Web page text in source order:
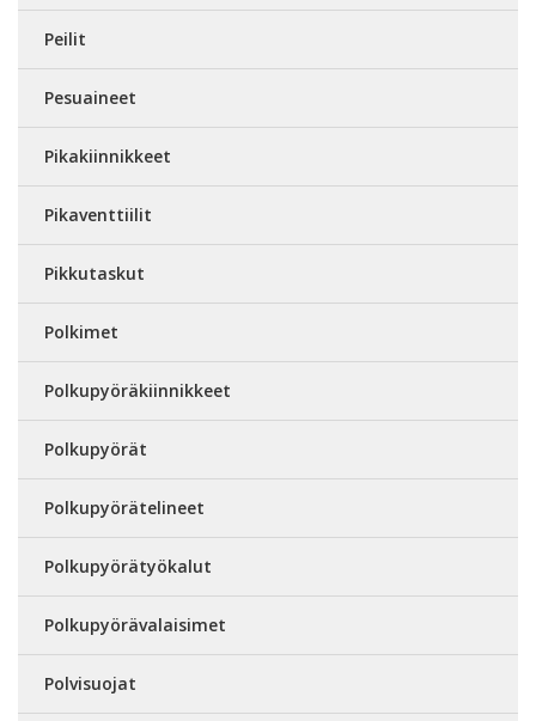
Peilit
Pesuaineet
Pikakiinnikkeet
Pikaventtiilit
Pikkutaskut
Polkimet
Polkupyöräkiinnikkeet
Polkupyörät
Polkupyörätelineet
Polkupyörätyökalut
Polkupyörävalaisimet
Polvisuojat